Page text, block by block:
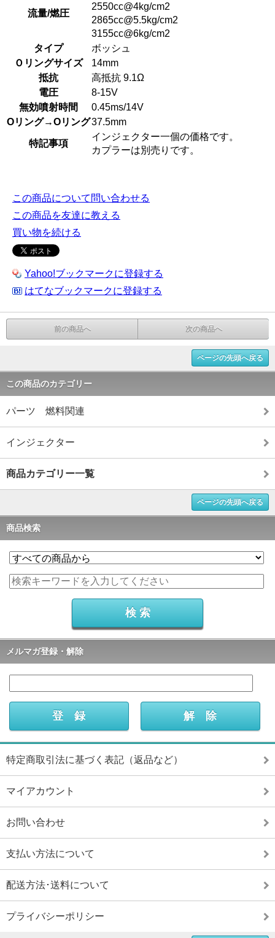
流量/燃圧
2550cc@4kg/cm2
2865cc@5.5kg/cm2
3155cc@6kg/cm2
タイプ
ボッシュ
Ｏリングサイズ
14mm
抵抗
高抵抗 9.1Ω
電圧
8-15V
無効噴射時間
0.45ms/14V
Oリング→Oリング37.5mm
特記事項
インジェクター一個の価格です。
カプラーは別売りです。
この商品について問い合わせる
この商品を友達に教える
買い物を続ける
Yahoo!ブックマークに登録する
はてなブックマークに登録する
前の商品へ 次の商品へ
ページの先頭へ戻る
この商品のカテゴリー
パーツ 燃料関連
インジェクター
商品カテゴリー一覧
ページの先頭へ戻る
商品検索
メルマガ登録・解除
特定商取引法に基づく表記（返品など）
マイアカウント
お問い合わせ
支払い方法について
配送方法･送料について
プライバシーポリシー